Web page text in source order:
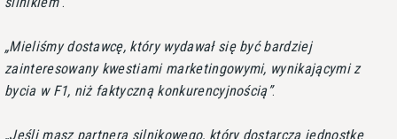
Mieliśmy dostawcę, który wydawał się być bardziej
zainteresowany kwestiami marketingowymi, wynikającymi z
bycia w F1, niż faktyczną konkurencyjnością .
Jeśli masz partnera silnikowego, który dostarcza jednostkę